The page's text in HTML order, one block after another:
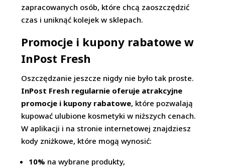
zapracowanych osób, które chcą zaoszczędzić
czas i uniknąć kolejek w sklepach.
Promocje i kupony rabatowe w
InPost Fresh
Oszczędzanie jeszcze nigdy nie było tak proste.
InPost Fresh regularnie oferuje atrakcyjne
promocje i kupony rabatowe, które pozwalają
kupować ulubione kosmetyki w niższych cenach.
W aplikacji i na stronie internetowej znajdziesz
kody zniżkowe, które mogą wynosić:
10% na wybrane produkty,